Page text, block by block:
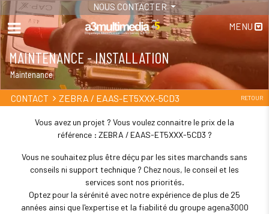
NOUS CONTACTER
MENU
MAINTENANCE - INSTALLATION
Maintenance
CONTACT ZEBRA / EAAS-ET5XXX-5CD3 RETOUR
Vous avez un projet ? Vous voulez connaitre le prix de la
référence : ZEBRA / EAAS-ET5XXX-5CD3 ?
Vous ne souhaitez plus être déçu par les sites marchands sans
conseils ni support technique ? Chez nous, le conseil et les
services sont nos priorités.
Optez pour la sérénité avec notre expérience de plus de 25
années ainsi que l'expertise et la fiabilité du groupe agena3000